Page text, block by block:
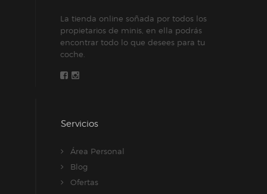
La tienda online soñada por todos los
propietarios de minis, en ella podrás
encontrar todo lo que desees para tu
coche.
Servicios
Área Personal
Blog
Ofertas